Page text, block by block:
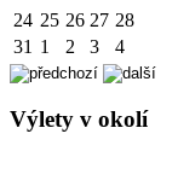
24 25 26 27 28
31 1 2 3 4
Výlety v okolí